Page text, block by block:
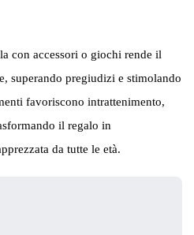
con accessori o giochi rende il
superando pregiudizi e stimolando
favoriscono intrattenimento,
il regalo in
da tutte le età.